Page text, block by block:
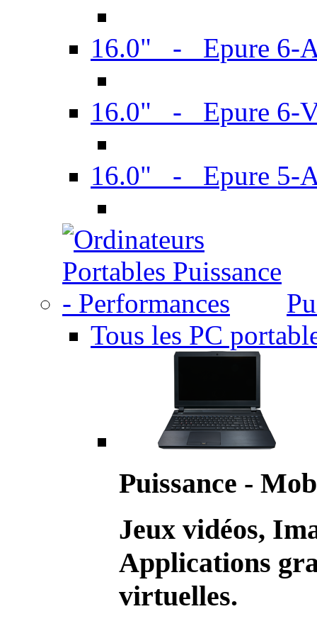
16.0" - Epure 6-
16.0" - Epure 6-
16.0" - Epure 5-
Tous les PC
Puissance -
Jeux vidéos,
Applications
virtuelles.